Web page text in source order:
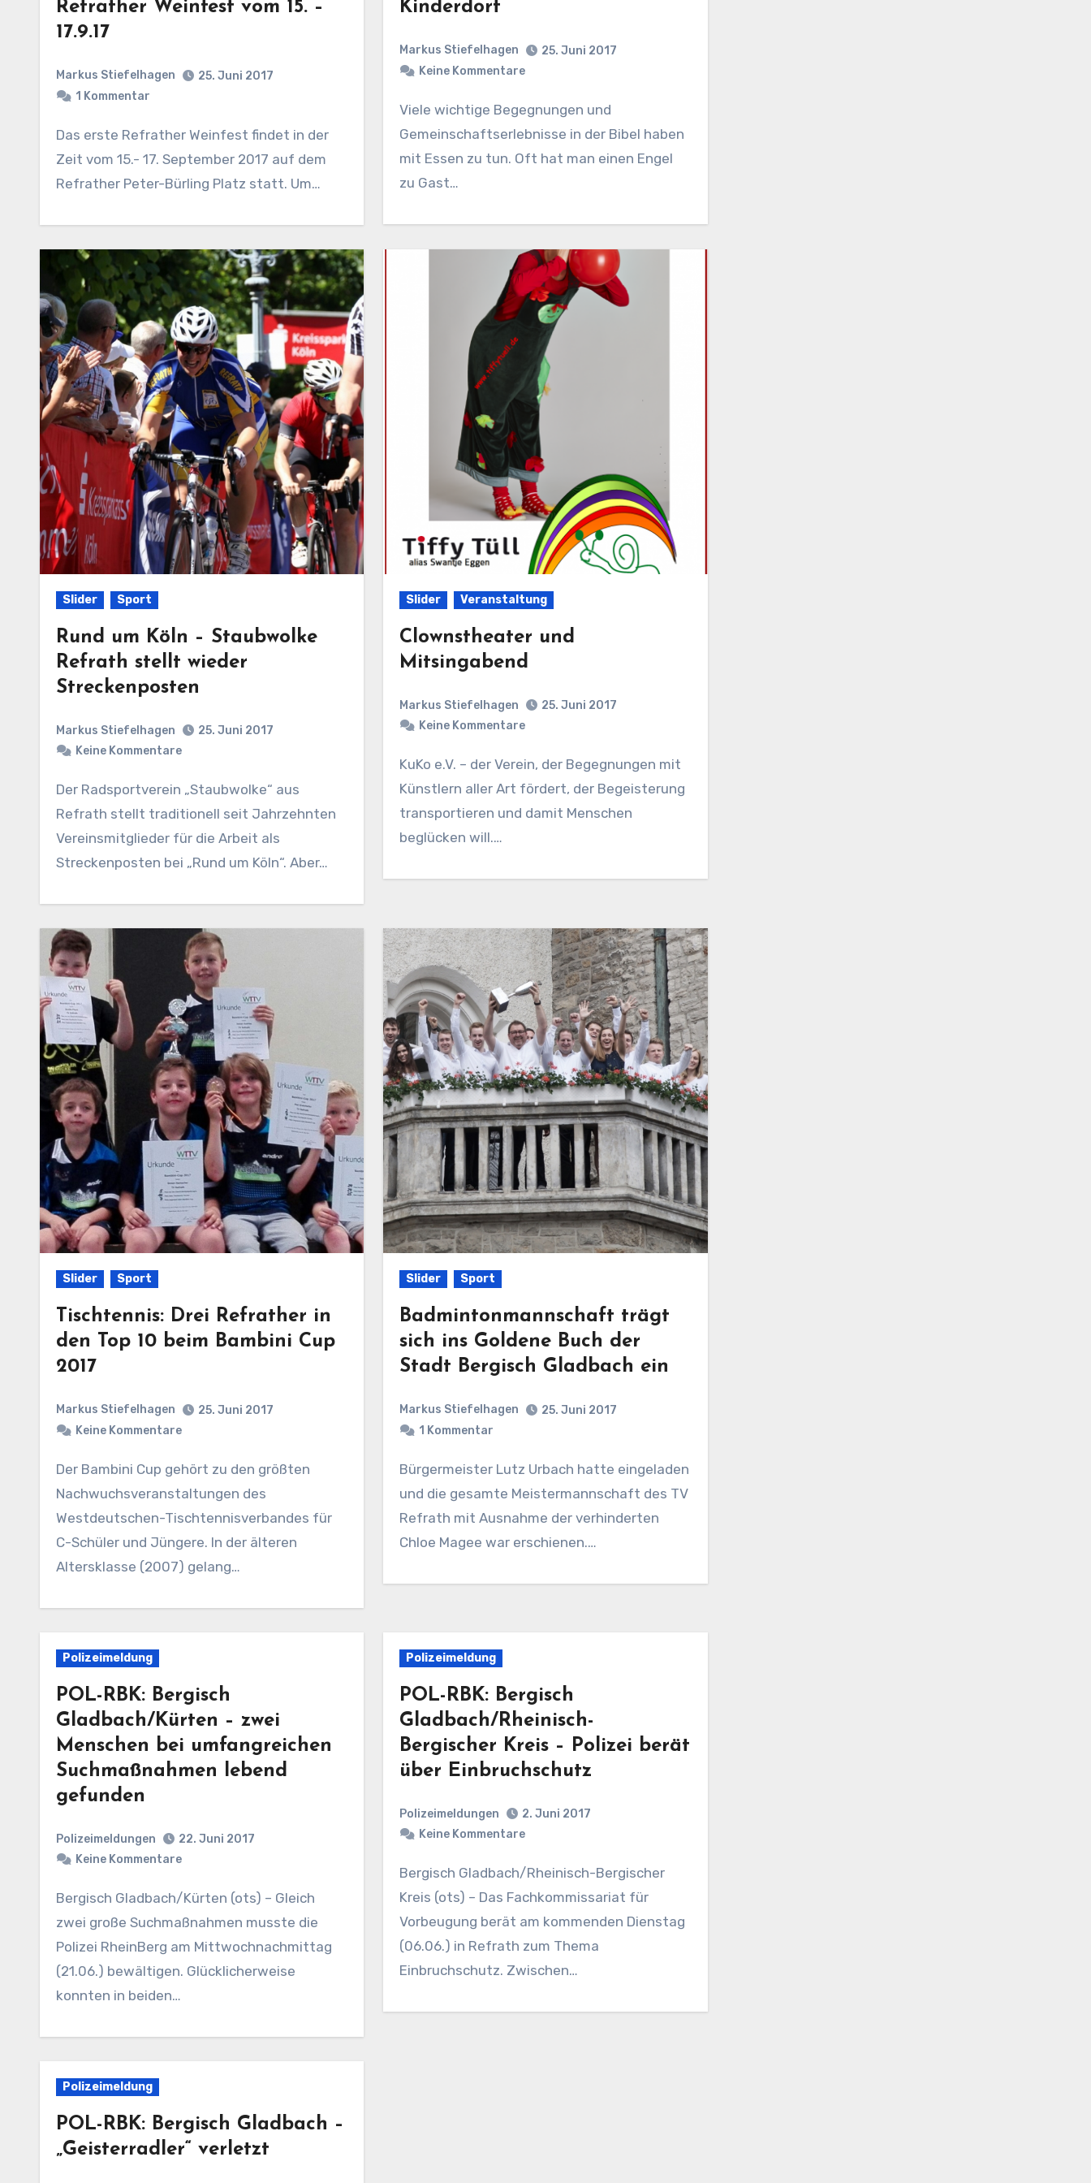
Refrather Weinfest vom 15. –
17.9.17
Markus Stiefelhagen
25. Juni 2017
1 Kommentar
Das erste Refrather Weinfest findet in der
Zeit vom 15.- 17. September 2017 auf dem
Refrather Peter-Bürling Platz statt. Um…
Kinderdorf
Markus Stiefelhagen
25. Juni 2017
Keine Kommentare
Viele wichtige Begegnungen und
Gemeinschaftserlebnisse in der Bibel haben
mit Essen zu tun. Oft hat man einen Engel
zu Gast…
Slider Sport
Rund um Köln – Staubwolke
Refrath stellt wieder
Streckenposten
Markus Stiefelhagen
25. Juni 2017
Keine Kommentare
Der Radsportverein „Staubwolke“ aus
Refrath stellt traditionell seit Jahrzehnten
Vereinsmitglieder für die Arbeit als
Streckenposten bei „Rund um Köln“. Aber…
Slider Veranstaltung
Clownstheater und
Mitsingabend
Markus Stiefelhagen
25. Juni 2017
Keine Kommentare
KuKo e.V. – der Verein, der Begegnungen mit
Künstlern aller Art fördert, der Begeisterung
transportieren und damit Menschen
beglücken will.…
Slider Sport
Tischtennis: Drei Refrather in
den Top 10 beim Bambini Cup
2017
Markus Stiefelhagen
25. Juni 2017
Keine Kommentare
Der Bambini Cup gehört zu den größten
Nachwuchsveranstaltungen des
Westdeutschen-Tischtennisverbandes für
C-Schüler und Jüngere. In der älteren
Altersklasse (2007) gelang…
Slider Sport
Badmintonmannschaft trägt
sich ins Goldene Buch der
Stadt Bergisch Gladbach ein
Markus Stiefelhagen
25. Juni 2017
1 Kommentar
Bürgermeister Lutz Urbach hatte eingeladen
und die gesamte Meistermannschaft des TV
Refrath mit Ausnahme der verhinderten
Chloe Magee war erschienen.…
Polizeimeldung
POL-RBK: Bergisch
Gladbach/Kürten – zwei
Menschen bei umfangreichen
Suchmaßnahmen lebend
gefunden
Polizeimeldungen
22. Juni 2017
Keine Kommentare
Bergisch Gladbach/Kürten (ots) – Gleich
zwei große Suchmaßnahmen musste die
Polizei RheinBerg am Mittwochnachmittag
(21.06.) bewältigen. Glücklicherweise
konnten in beiden…
Polizeimeldung
POL-RBK: Bergisch
Gladbach/Rheinisch-
Bergischer Kreis – Polizei berät
über Einbruchschutz
Polizeimeldungen
2. Juni 2017
Keine Kommentare
Bergisch Gladbach/Rheinisch-Bergischer
Kreis (ots) – Das Fachkommissariat für
Vorbeugung berät am kommenden Dienstag
(06.06.) in Refrath zum Thema
Einbruchschutz. Zwischen…
Polizeimeldung
POL-RBK: Bergisch Gladbach –
„Geisterradler“ verletzt